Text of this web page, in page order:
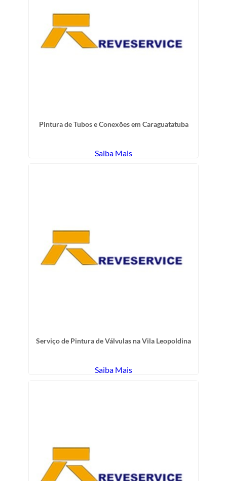
Pintura de Tubos e Conexões em Caraguatatuba
Saiba Mais
Serviço de Pintura de Válvulas na Vila Leopoldina
Saiba Mais